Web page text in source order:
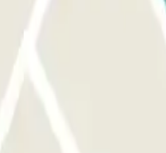
di attivare il pulsante.
riservate ai pedoni. Il
Ricorda di farlo prima di